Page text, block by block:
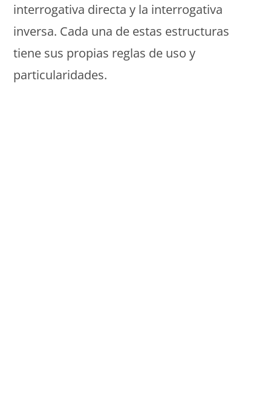
interrogativa directa y la interrogativa
inversa. Cada una de estas estructuras
tiene sus propias reglas de uso y
particularidades.